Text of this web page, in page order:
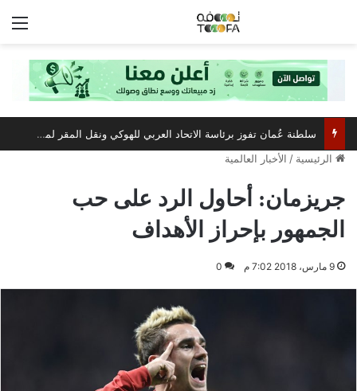
سلطنة عُمان تفوز برئاسة الاتحاد العربي للهوكي ونقل المقر لمسقط
الرئيسية / الأخبار العالمية
جريزمان: أحاول الرد على حب
الجمهور بإحراز الأهداف
9 مارس، 2018 7:02 م 0